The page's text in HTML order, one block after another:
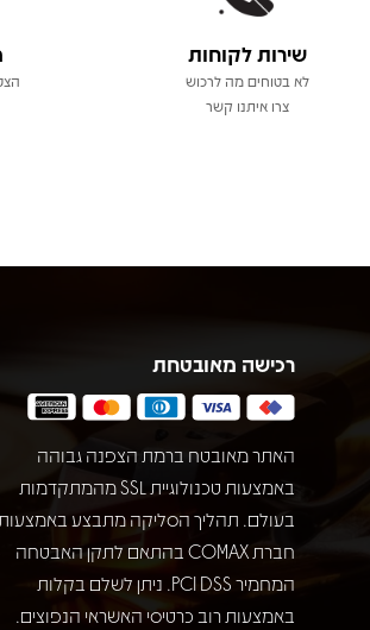
שירות לקוחות
לא בטוחים מה לרכוש
צרו איתנו קשר
רכישה מאובטחת
האתר מאובטח ברמת הצפנה גבוהה
באמצעות טכנולוגיית SSL מהמתקדמות
בעולם. תהליך הסליקה מתבצע
חברת COMAX בהתאם לתקן האבטחה
המחמיר PCI DSS. ניתן לשלם בקלות
באמצעות רוב כרטיסי האשראי הנפוצים.